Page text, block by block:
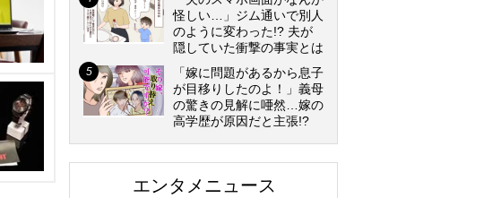
怪しい…」ジム通いで別人
のように変わった!? 夫が
隠していた衝撃の事実とは
「嫁に問題があるから息子
が目移りしたのよ！」義母
の驚きの見解に唖然…嫁の
高学歴が原因だと主張!?
エンタメニュース